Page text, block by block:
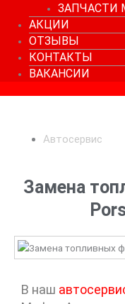
ЗАПЧАСТИ
АКЦИИ
ОТЗЫВЫ
КОНТАКТЫ
ВАКАНСИИ
Автосервис
Замена
В наш